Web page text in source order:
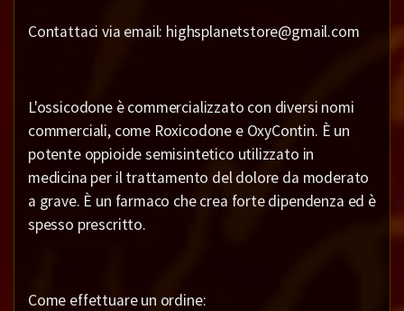
Contattaci via email: highsplanetstore@gmail.com
L'ossicodone è commercializzato con diversi nomi
commerciali, come Roxicodone e OxyContin. È un
potente oppioide semisintetico utilizzato in
medicina per il trattamento del dolore da moderato
a grave. È un farmaco che crea forte dipendenza ed è
spesso prescritto.
Come effettuare un ordine: